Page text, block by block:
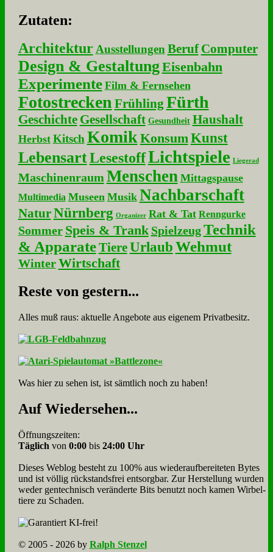
Zu­ta­ten:
Architektur Ausstellungen Beruf Computer
Design & GestaltungEisenbahn
Experimente Film & Fernsehen
Fotostrecken Frühling Fürth
Geschichte Gesellschaft Gesundheit Haushalt
Herbst Kitsch KomikKonsumKunst
LebensartLesestoffLichtspiele Liegerad
Maschinenraum Menschen Mittagspause
Multimedia Museen Musik Nachbarschaft
NaturNürnberg Organizer Rat & Tat Renngurke
Sommer Speis & Trank Spielzeug Technik
& Apparate Tiere UrlaubWehmut
Winter Wirtschaft
Re­ste von ge­stern...
Alles muß raus: aktuelle An­ge­bo­te aus eigenem Privatbesitz.
Was hier zu sehen ist, ist sämt­lich noch zu haben!
Auf Wie­der­se­hen...
Öffnungszeiten:
Täglich von 0:00bis 24:00 Uhr
Dieses Weblog besteht zu 100% aus wie­der­auf­bereite­ten Bytes
und ist völlig rück­stands­frei ent­sorg­bar. Zur Herstellung wurden
weder gen­tech­nisch veränderte Bits benutzt noch kamen Wir­bel­
tiere zu Scha­den.
© 2005 - 2026 by Ralph Stenzel